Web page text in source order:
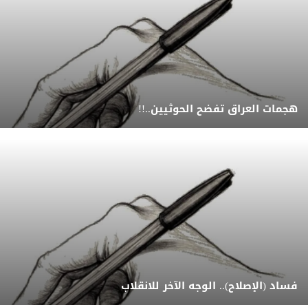
هجمات العراق تفضح الحوثيين..!!
فساد (الإصلاح).. الوجه الآخر للانقلاب